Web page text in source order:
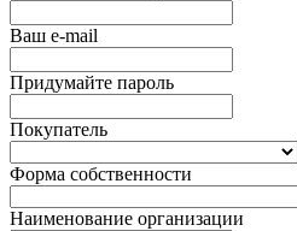
Ваш e-mail
Придумайте пароль
Покупатель
Форма собственности
Наименование организации